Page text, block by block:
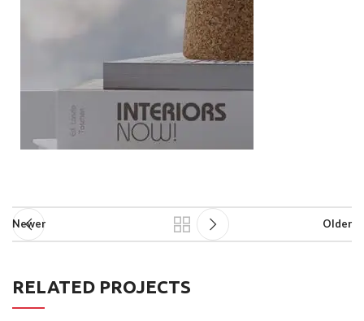
Newer Older
RELATED PROJECTS